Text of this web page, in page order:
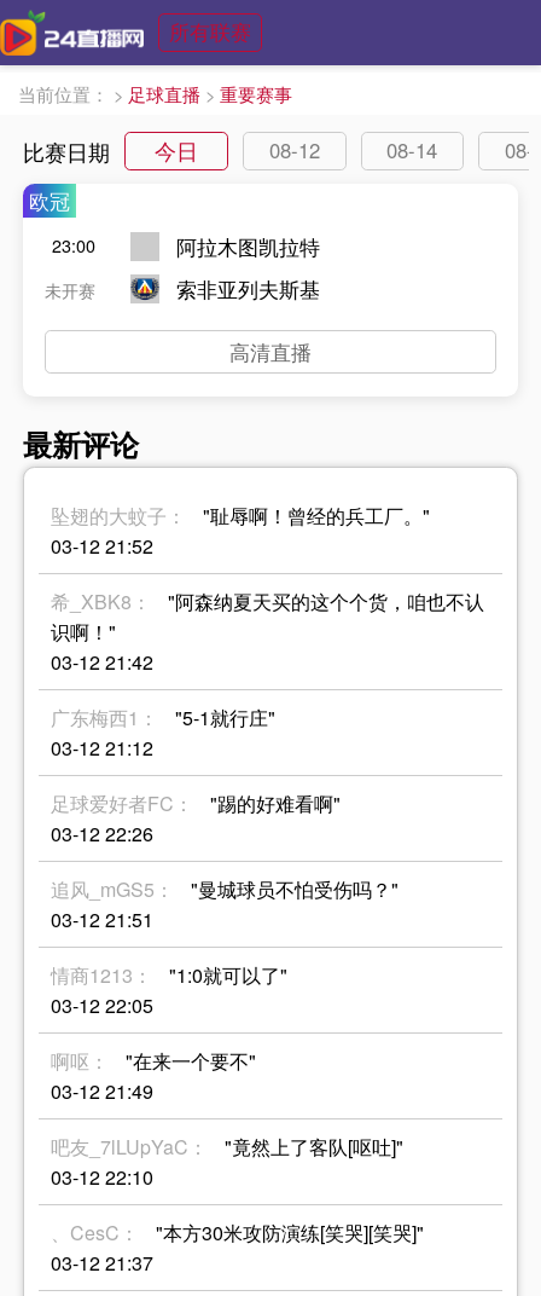
所有联赛
当前位置： > 足球直播 > 重要赛事
比赛日期 今日 08-12 08-14
08-
欧冠
23:00
未开赛
阿拉木图凯拉特
索非亚列夫斯基
高清直播
最新评论
坠翅的大蚊子：
"耻辱啊！曾经的兵工厂。"
03-12 21:52
希_XBK8：
"阿森纳夏天买的这个个货，咱也不认
识啊！"
03-12 21:42
广东梅西1：
"5-1就行庄"
03-12 21:12
足球爱好者FC：
"踢的好难看啊"
03-12 22:26
追风_mGS5：
"曼城球员不怕受伤吗？"
03-12 21:51
情商1213：
"1:0就可以了"
03-12 22:05
啊呕：
"在来一个要不"
03-12 21:49
吧友_7lLUpYaC：
"竟然上了客队[呕吐]"
03-12 22:10
、CesC：
"本方30米攻防演练[笑哭][笑哭]"
03-12 21:37